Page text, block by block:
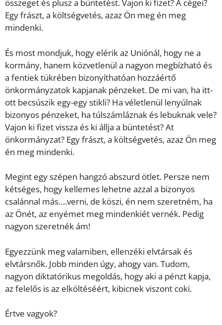
összeget és plusz a büntetést. Vajon ki fizet? A cégei?
Egy frászt, a költségvetés, azaz Ön meg én meg
mindenki.
És most mondjuk, hogy elérik az Uniónál, hogy ne a
kormány, hanem közvetlenül a nagyon megbízható és
a fentiek tükrében bizonyíthatóan hozzáértő
önkormányzatok kapjanak pénzeket. De mi van, ha itt-
ott becsúszik egy-egy stikli? Ha véletlenül lenyúlnak
bizonyos pénzeket, ha túlszámláznak és lebuknak vele?
Vajon ki fizet vissza és ki állja a büntetést? At
önkormányzat? Egy frászt, a költségvetés, azaz Ön meg
én meg mindenki.
Megint egy szépen hangzó abszurd ötlet. Persze nem
kétséges, hogy kellemes lehetne azzal a bizonyos
csalánnal más….verni, de köszi, én nem szeretném, ha
az Önét, az enyémet meg mindenkiét vernék. Pedig
nagyon szeretnék ám!
Egyezzünk meg valamiben, ellenzéki elvtársak és
elvtársnők. Jobb minden úgy, ahogy van. Tudom,
nagyon diktatórikus megoldás, hogy aki a pénzt kapja,
az felelős is az elköltéséért, kibicnek viszont coki.
Értve vagyok?